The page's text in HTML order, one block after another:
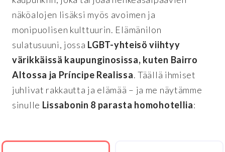
näköalojen lisäksi myös avoimen ja
monipuolisen kulttuurin. Elämänilon
sulatusuuni, jossa LGBT-yhteisö viihtyy
värikkäissä kaupunginosissa, kuten Bairro
Altossa ja Príncipe Realissa. Täällä ihmiset
juhlivat rakkautta ja elämää – ja me näytämme
sinulle Lissabonin 8 parasta homohotellia: